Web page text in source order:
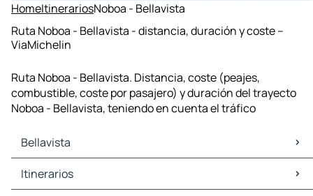
HomeItinerariosNoboa - Bellavista
Ruta Noboa - Bellavista - distancia, duración y coste –
ViaMichelin
Ruta Noboa - Bellavista. Distancia, coste (peajes,
combustible, coste por pasajero) y duración del trayecto
Noboa - Bellavista, teniendo en cuenta el tráfico
Bellavista
Bellavista Mapas Planos
Bellavista Trafico
Itinerarios